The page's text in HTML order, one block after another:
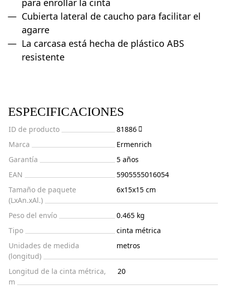
para enrollar la cinta
Cubierta lateral de caucho para facilitar el
agarre
La carcasa está hecha de plástico ABS
resistente
ESPECIFICACIONES
ID de producto
81886
Marca
Ermenrich
Garantía
5 años
EAN
5905555016054
Tamaño de paquete
(LxAn.xAl.)
6x15x15 cm
Peso del envío
0.465 kg
Tipo
cinta métrica
Unidades de medida
(longitud)
metros
Longitud de la cinta métrica,
m
20